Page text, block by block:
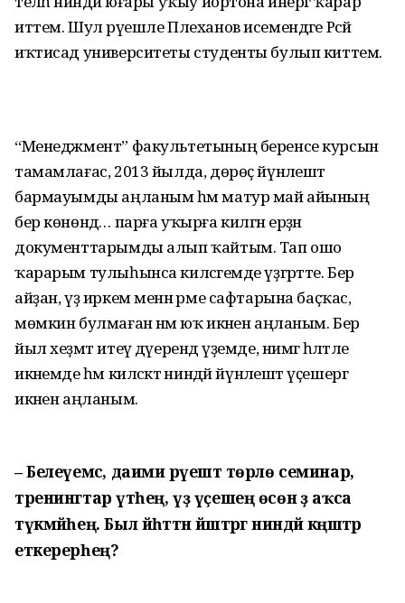
иттем. Шул рәүешле Плеханов исемендәге Рәсәй
иҡтисад университеты студенты булып киттем.
“Менеджмент” факультетының беренсе курсын
тамамлағас, 2013 йылда, дөрөҫ йүнәлештә
бармауымды аңланым һәм матур май айының
бер көнөндә… парға уҡырға килгән ерҙән
документтарымды алып ҡайтым. Тап ошо
ҡарарым тулыһынса киләсәгемде үҙгәртте. Бер
айҙан, үҙ иркем менән әрме сафтарына баҫҡас,
мөмкин булмаған нәмә юҡ икәнен аңланым. Бер
йыл хеҙмәт итеү дәүерендә үҙемде, нимәгә һәләтле
икәнемде һәм киләсәктә ниндәй йүнәлештә үҫешергә
икәнен аңланым.
– Белеүемсә, даими рәүештә төрлө семинар,
тренингтар үтәһең, үҙ үҫешең өсөн әҙ аҡса
түкмәйһең. Был йәһәттән йәштәргә ниндәй кәңәштәр
еткерерһең?